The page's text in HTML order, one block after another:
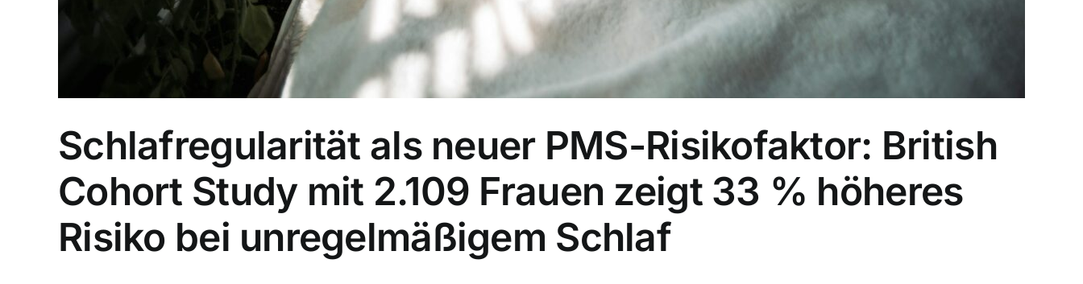
Schlafregularität als neuer PMS-Risikofaktor: British
Cohort Study mit 2.109 Frauen zeigt 33 % höheres
Risiko bei unregelmäßigem Schlaf